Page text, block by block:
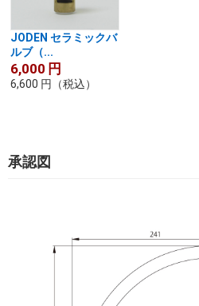
JODEN セラミックバ
ルブ（...
6,000 円
6,600 円 （税込）
承認図